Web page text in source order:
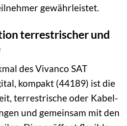
gewährleistet.
terrestrischer und
des Vivanco SAT
kompakt (44189) ist die
terrestrische oder Kabel-
und gemeinsam mit den